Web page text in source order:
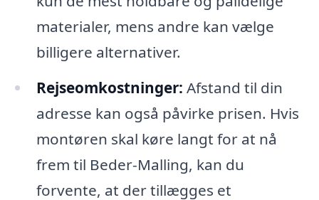
materialer, mens andre kan vælge
billigere alternativer.
Rejseomkostninger: Afstand til din
adresse kan også påvirke prisen. Hvis
montøren skal køre langt for at nå
frem til Beder-Malling, kan du
forvente, at der tillægges et